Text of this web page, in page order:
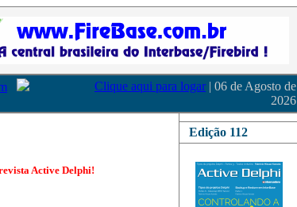
Clique aqui para logar | 06 de Agosto de
2026
Active Delphi!
Edição 112